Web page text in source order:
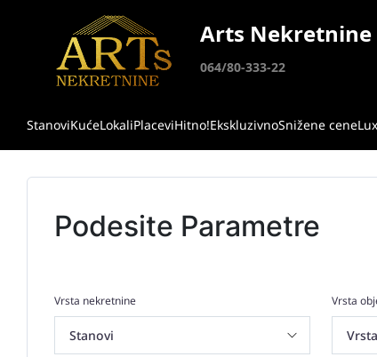
Arts Nekretnine
064/80-333-22
StanoviKućeLokaliPlaceviHitno!EkskluzivnoSnižene ceneLux
Podesite Parametre
Vrsta nekretnine Vrsta